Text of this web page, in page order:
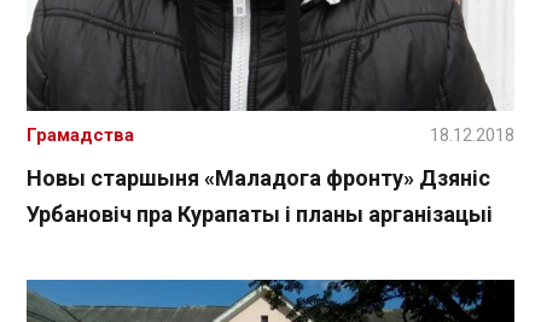
Новы старшыня «Маладога фронту» Дзяніс
Урбановіч пра Курапаты і планы арганізацыі
Грамадства 18.12.2018